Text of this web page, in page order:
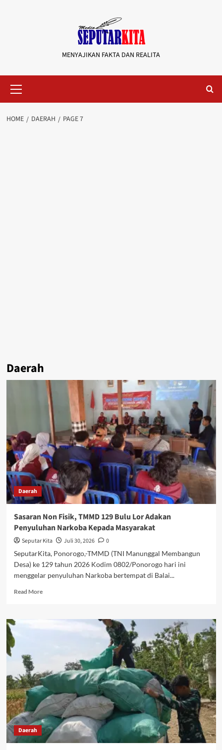
MENYAJIKAN FAKTA DAN REALITA
Menu
HOME DAERAH PAGE 7
Daerah
Daerah
Sasaran Non Fisik, TMMD 129 Bulu Lor Adakan
Penyuluhan Narkoba Kepada Masyarakat
Seputar Kita Juli 30, 2026
0
SeputarKita, Ponorogo,-TMMD (TNI Manunggal Membangun
Desa) ke 129 tahun 2026 Kodim 0802/Ponorogo hari ini
menggelar penyuluhan Narkoba bertempat di Balai...
Read MoreRead
Sasaran
Lor
Adakan
Penyuluhan
Narkoba
Kepada
Masyarakat
Daerah